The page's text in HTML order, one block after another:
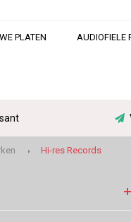
PLATEN AUDIOFIELE
Hi-res Records